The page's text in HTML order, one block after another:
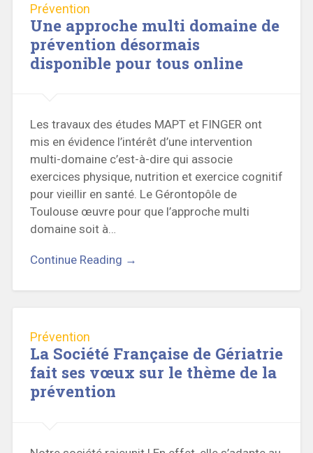
Prévention
Une approche multi domaine de
prévention désormais
disponible pour tous online
Les travaux des études MAPT et FINGER ont
mis en évidence l’intérêt d’une intervention
multi-domaine c’est-à-dire qui associe
exercices physique, nutrition et exercice cognitif
pour vieillir en santé. Le Gérontopôle de
Toulouse œuvre pour que l’approche multi
domaine soit à…
Continue Reading →
Prévention
La Société Française de Gériatrie
fait ses vœux sur le thème de la
prévention